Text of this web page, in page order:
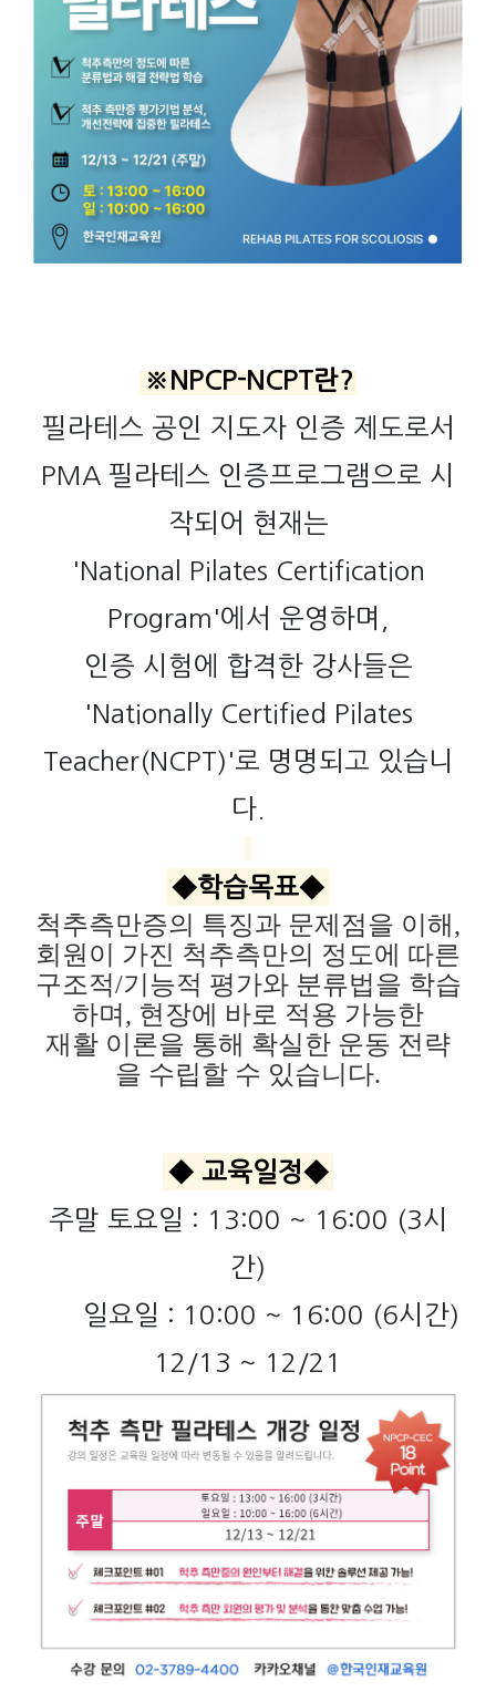
※NPCP-NCPT란?
필라테스 공인 지도자 인증 제도로서
PMA 필라테스 인증프로그램으로 시
작되어 현재는
'National Pilates Certification
Program'에서 운영하며,
인증 시험에 합격한 강사들은
'Nationally Certified Pilates
Teacher(NCPT)'로 명명되고 있습니
다.
◆학습목표◆
척추측만증의 특징과 문제점을 이해,
회원이 가진 척추측만의 정도에 따른
구조적/기능적 평가와 분류법을 학습
하며, 현장에 바로 적용 가능한
재활 이론을 통해 확실한 운동 전략
을 수립할 수 있습니다.
◆ 교육일정◆
주말 토요일 : 13:00 ~ 16:00 (3시
간)
일요일 : 10:00 ~ 16:00 (6시간)
12/13 ~ 12/21